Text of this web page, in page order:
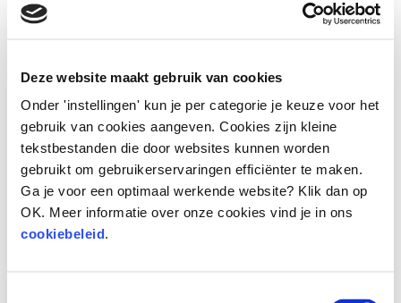
Deze website maakt gebruik van cookies
Onder 'instellingen' kun je per categorie je keuze voor het
gebruik van cookies aangeven. Cookies zijn kleine
tekstbestanden die door websites kunnen worden
gebruikt om gebruikerservaringen efficiënter te maken.
Ga je voor een optimaal werkende website? Klik dan op
OK. Meer informatie over onze cookies vind je in ons
cookiebeleid.
Voor Na